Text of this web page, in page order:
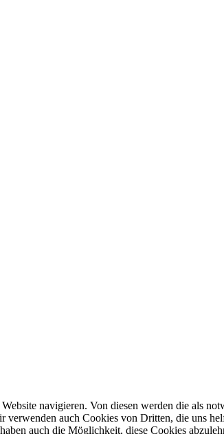
navigieren. Von diesen werden die als
auch Cookies von Dritten, die uns
auch die Möglichkeit, diese Cookies